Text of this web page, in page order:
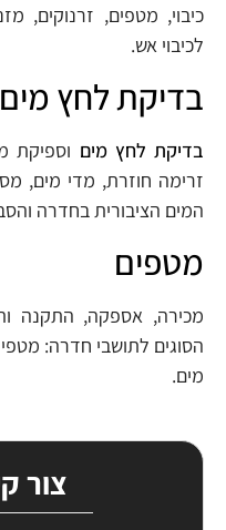
כיבוי, מטפים, זרנוקים,
לכיבוי אש.
בדיקת לחץ מים
בדיקת לחץ מים וספיקת
זרימה חוזרת, מדי מים,
המים הציבורית בחדרה
מטפים
מכירה, אספקה, התקנה
הסוגים לתושבי חדרה:
מים.
צור